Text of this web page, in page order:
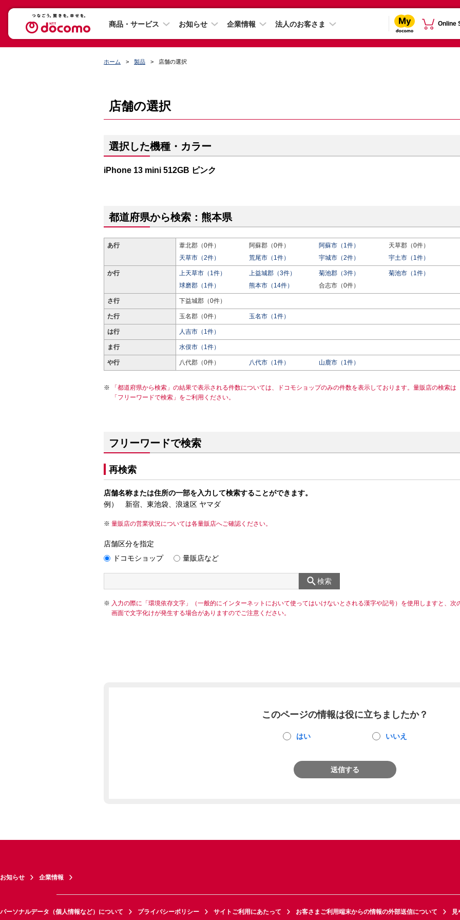
商品・サービス お知らせ 企業情報 法人のお客さま Online
ホーム 製品 店舗の選択
店舗の選択
選択した機種・カラー
iPhone 13 mini 512GB ピンク
都道府県から検索：熊本県
あ行 葦北郡（0件） 阿蘇郡（0件） 阿蘇市（1件）
天草郡（0件）
天草市（2件）
荒尾市（1件） 宇城市（2件） 宇土市（1件）
か行 上天草市（1件） 上益城郡（3件） 菊池郡（3件）
菊池市（1件）
球磨郡（1件）
熊本市（14件） 合志市（0件）
さ行 下益城郡（0件）
た行 玉名郡（0件） 玉名市（1件）
は行 人吉市（1件）
ま行 水俣市（1件）
や行 八代郡（0件） 八代市（1件） 山鹿市（1件）
「都道府県から検索」の結果で表示される件数については、ドコモショップのみの件数を表示しております。量販店の検索は
「フリーワードで検索」をご利用ください。
フリーワードで検索
再検索
店舗名称または住所の一部を入力して検索することができます。
例） 新宿、東池袋、浪速区 ヤマダ
量販店の営業状況については各量販店へご確認ください。
店舗区分を指定
ドコモショップ
量販店など
検索
入力の際に「環境依存文字」（一般的にインターネットにおいて使ってはいけないとされる漢字や記号）を使用しますと、次
画面で文字化けが発生する場合がありますのでご注意ください。
このページの情報は役に立ちましたか？
はい いいえ
送信する
お知らせ 企業情報
パーソナルデータ（個人情報など）について プライバシーポリシー サイトご利用にあたって お客さまご利用端末からの情報の外部送信について 見